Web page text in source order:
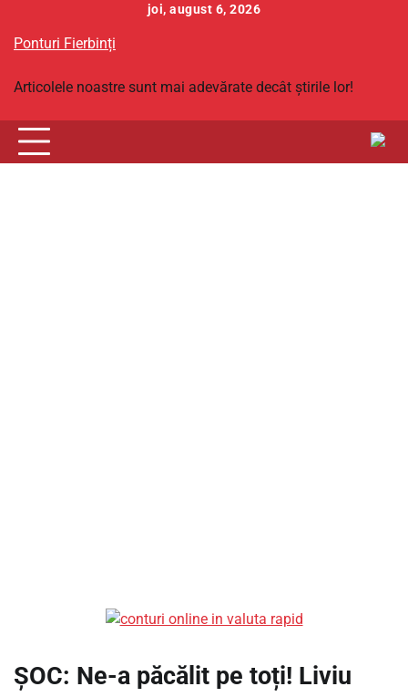
content
joi, august 6, 2026
Ponturi Fierbinți
Articolele noastre sunt mai adevărate decât știrile lor!
ȘOC: Ne-a păcălit pe toți! Liviu